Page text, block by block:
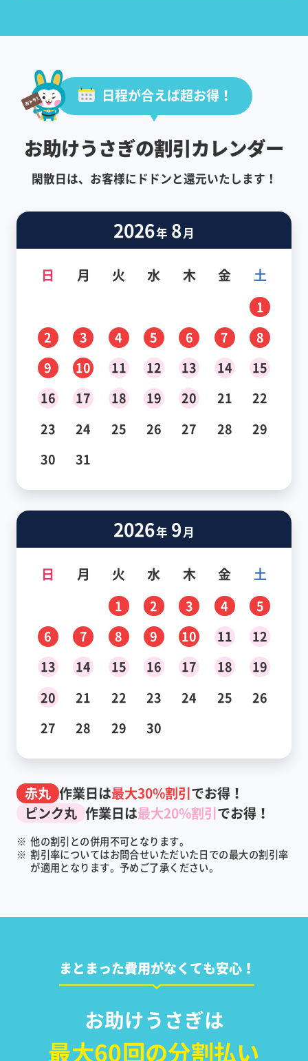
日程が合えば超お得！
お助けうさぎの割引カレンダー
閑散日は、お客様にドドンと還元いたします！
2026年 8月
日 月 火 水 木 金 土
1
2
3 4 5 6 7
8
9
10 11 12 13 14
15
16
17 18 19 20 21
22
23
24 25 26 27 28
29
30
31
2026年 9月
日 月 火 水 木 金 土
1 2 3 4
5
6
7 8 9 10 11
12
13
14 15 16 17 18
19
20
21 22 23 24 25
26
27
28 29 30
赤丸 作業日は最大30%割引でお得！
ピンク丸 作業日は最大20%割引でお得！
※ 他の割引との併用不可となります。
※ 割引率についてはお問合せいただいた日での最大の割引率
が適用となります。予めご了承ください。
まとまった費用がなくても安心！
お助けうさぎは
最大60回の分割払い